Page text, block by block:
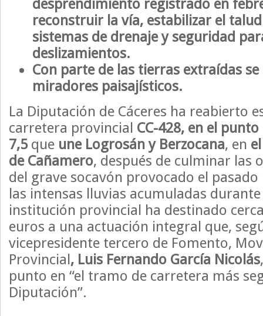
desprendimiento registrado en
reconstruir la vía, estabilizar el
sistemas de drenaje y seguridad
deslizamientos.
Con parte de las tierras extraídas
miradores paisajísticos.
La Diputación de Cáceres ha reabierto
carretera provincial CC-428, en el
7,5que une Logrosán y Berzocana, en
de Cañamero, después de culminar las
del grave socavón provocado el
las intensas lluvias acumuladas durante
institución provincial ha destinado
euros a una actuación integral que,
vicepresidente tercero de Fomento,
Provincial, Luis Fernando García Nicolás
punto en “el tramo de carretera más
Diputación”.